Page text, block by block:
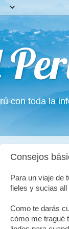
con toda la
Consejos
Para un viaje de
fieles y sucias all
Como te darás
cómo me tragué